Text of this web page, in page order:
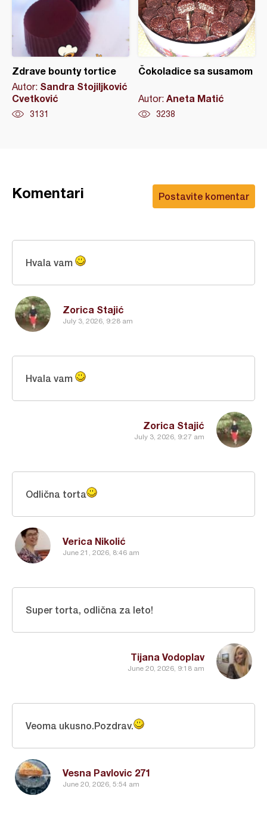
Zdrave bounty tortice
Autor: Sandra Stojiljković
Cvetković
3131
Čokoladice sa susamom
Autor: Aneta Matić
3238
Postavite komentar
Komentari
Zorica Stajić
July 3, 2026, 9:28 am
Hvala vam
Zorica Stajić
July 3, 2026, 9:27 am
Hvala vam
Verica Nikolić
June 21, 2026, 8:46 am
Odlična torta
Tijana Vodoplav
June 20, 2026, 9:18 am
Super torta, odlična za leto!
Vesna Pavlovic 271
June 20, 2026, 5:54 am
Veoma ukusno.Pozdrav.